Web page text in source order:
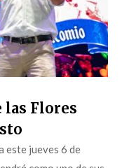
las Flores
este jueves 6 de